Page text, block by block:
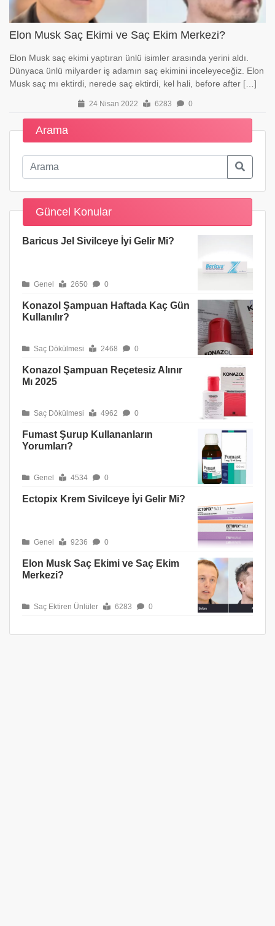
Elon Musk Saç Ekimi ve Saç Ekim Merkezi?
Elon Musk saç ekimi yaptıran ünlü isimler arasında yerini aldı.
Dünyaca ünlü milyarder iş adamın saç ekimini inceleyeceğiz. Elon
Musk saç mı ektirdi, nerede saç ektirdi, kel hali, before after […]
24 Nisan 2022 6283 0
Arama
Güncel Konular
Baricus Jel Sivilceye İyi Gelir Mi?
Genel 2650 0
Konazol Şampuan Haftada Kaç Gün
Kullanılır?
Saç Dökülmesi 2468 0
Konazol Şampuan Reçetesiz Alınır
Mı 2025
Saç Dökülmesi 4962 0
Fumast Şurup Kullananların
Yorumları?
Genel 4534 0
Ectopix Krem Sivilceye İyi Gelir Mi?
Genel 9236 0
Elon Musk Saç Ekimi ve Saç Ekim
Merkezi?
Saç Ektiren Ünlüler 6283 0